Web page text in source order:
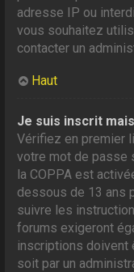
adresse IP ou
vous souhaitez
contacter un
Haut
Je suis inscrit
Vérifiez en premier
votre mot de passe
la COPPA est
dessous de 13 ans
suivre les
forums exigeront
inscriptions doivent
soit par un